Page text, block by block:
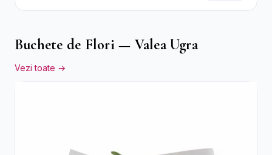
Cutie Rustică
Buchete de Flori — Valea Ugra
Vezi toate →